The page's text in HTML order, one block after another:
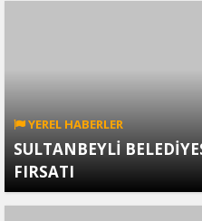
YEREL HABERLER
SULTANBEYLİ
FIRSATI